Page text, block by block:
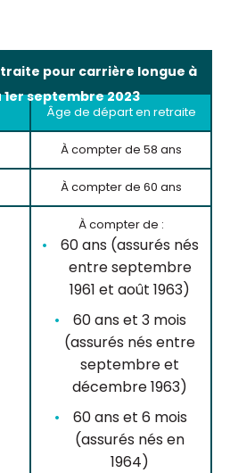
pour carrière longue à
septembre 2023
Âge de départ en retraite
À compter de 58 ans
À compter de 60 ans
À compter de :
60 ans (assurés nés
entre septembre
1961 et août 1963)
60 ans et 3 mois
(assurés nés entre
septembre et
décembre 1963)
60 ans et 6 mois
(assurés nés en
1964)